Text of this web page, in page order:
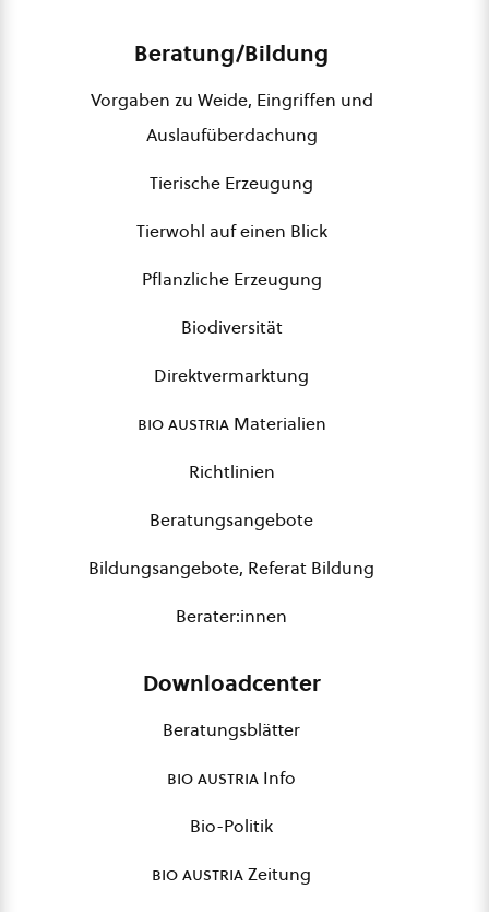
Beratung/Bildung
Vorgaben zu Weide, Eingriffen und
Auslaufüberdachung
Tierische Erzeugung
Tierwohl auf einen Blick
Pflanzliche Erzeugung
Biodiversität
Direktvermarktung
bio austriaMaterialien
Richtlinien
Beratungsangebote
Bildungsangebote, Referat Bildung
Berater:innen
Downloadcenter
Beratungsblätter
bio austria Info
Bio-Politik
bio austriaZeitung